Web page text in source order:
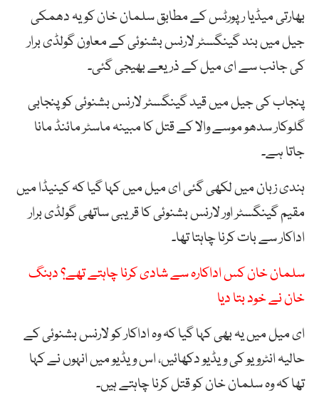
بھارتی میڈیا رپورٹس کے مطابق سلمان خان کو یہ دھمکی
جیل میں بند گینگسٹر لارنس بشنوئی کے معاون گولڈی برار
کی جانب سے ای میل کے ذریعے بھیجی گئی۔
پنجاب کی جیل میں قید گینگسٹر لارنس بشنوئی کو پنجابی
گلوکار سدھو موسے والا کے قتل کا مبینہ ماسٹر مائنڈ مانا
جاتا ہے۔
ہندی زبان میں لکھی گئی ای میل میں کہا گیا کہ کینیڈا میں
مقیم گینگسٹر اور لارنس بشنوئی کا قریبی ساتھی گولڈی برار
اداکار سے بات کرنا چاہتا تھا۔
سلمان خان کس اداکارہ سے شادی کرنا چاہتے تھے؟ دبنگ
خان نے خود بتا دیا
ای میل میں یہ بھی کہا گیا کہ وہ اداکار کو لارنس بشنوئی کے
حالیہ انٹرویو کی ویڈیو دکھائیں، اس ویڈیو میں انہوں نے کہا
تھا کہ وہ سلمان خان کو قتل کرنا چاہتے ہیں۔